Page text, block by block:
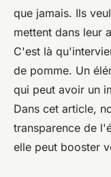
comment
booster
victoire•25
que jamais. Ils
mettent dans leur
C'est là
de pomme. Un
qui peut avoir un
Dans cet article,
transparence de
elle peut booster